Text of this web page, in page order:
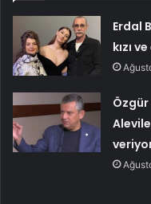
Erdal
kızı
Özgür